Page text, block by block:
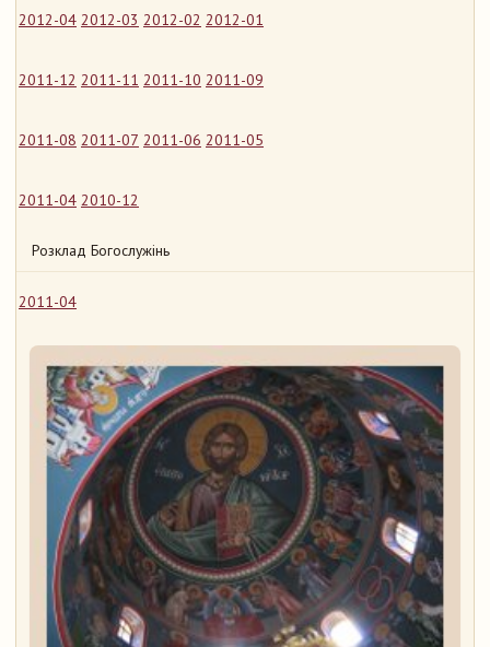
2012-04 2012-03 2012-02 2012-01
2011-12 2011-11 2011-10 2011-09
2011-08 2011-07 2011-06 2011-05
2011-04 2010-12
Розклад Богослужінь
2011-04